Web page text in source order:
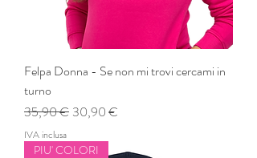
Felpa Donna - Se non mi trovi cercami in
turno
Prezzo regolare
35,90 € Prezzo scontato
30,90 €
IVA inclusa
PIU' COLORI